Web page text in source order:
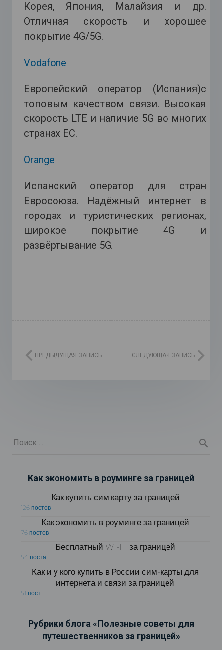
Корея, Япония, Малайзия и др.
Отличная скорость и хорошее
покрытие 4G/5G.
Vodafone
Европейский оператор (Испания)с
топовым качеством связи. Высокая
скорость LTE и наличие 5G во многих
странах ЕС.
Orange
Испанский оператор для стран
Евросоюза. Надёжный интернет в
городах и туристических регионах,
широкое покрытие 4G и
развёртывание 5G.
ПРЕДЫДУЩАЯ ЗАПИСЬ СЛЕДУЮЩАЯ ЗАПИСЬ
Как экономить в роуминге за границей
Как купить сим карту за границей
126 постов
Как экономить в роуминге за границей
76 постов
Бесплатный WI-FI за границей
54 поста
Как и у кого купить в России сим-карты для
интернета и связи за границей
51 пост
Рубрики блога «Полезные советы для
путешественников за границей»